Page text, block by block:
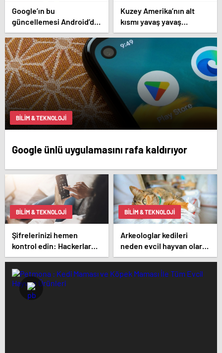
Google’ın bu
güncellemesi Android’de
SIM kart kullanımını
ortadan kaldıracak
Kuzey Amerika’nın alt
kısmı yavaş yavaş
Dünya’ya doğru eriyor!
BILIM & TEKNOLOJI
Google ünlü uygulamasını rafa kaldırıyor
BILIM & TEKNOLOJI
Şifrelerinizi hemen
kontrol edin: Hackerlar
dakikalar içinde kırıyor
BILIM & TEKNOLOJI
Arkeologlar kedileri
neden evcil hayvan olarak
beslediğimizin sırrını